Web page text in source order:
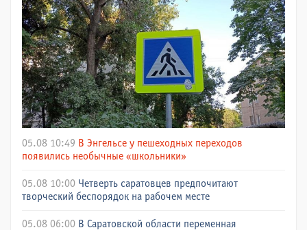
05.08 10:49 В Энгельсе у пешеходных переходов
появились необычные «школьники»
05.08 10:00 Четверть саратовцев предпочитают
творческий беспорядок на рабочем месте
05.08 06:00 В Саратовской области переменная